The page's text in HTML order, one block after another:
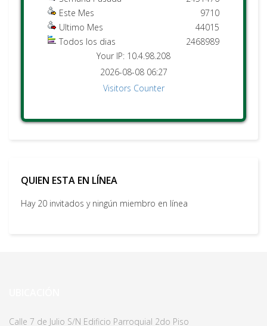
Este Mes
Ultimo Mes
Todos los dias
9710
44015
2468989
Your IP: 10.4.98.208
2026-08-08 06:27
Visitors Counter
QUIEN ESTA EN LÍNEA
Hay 20 invitados y ningún miembro en línea
Calle 7 de Julio S/N Edificio Parroquial 2do Piso